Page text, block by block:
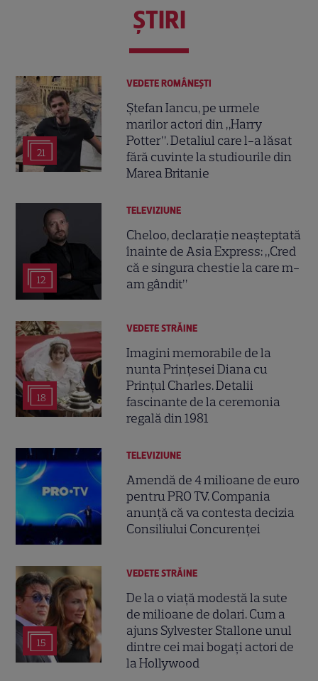
ŞTIRI
21
VEDETE ROMÂNEŞTI
Ștefan Iancu, pe urmele
marilor actori din „Harry
Potter”. Detaliul care l-a lăsat
fără cuvinte la studiourile din
Marea Britanie
12
TELEVIZIUNE
Cheloo, declarație neașteptată
înainte de Asia Express: „Cred
că e singura chestie la care m-
am gândit”
18
VEDETE STRĂINE
Imagini memorabile de la
nunta Prințesei Diana cu
Prințul Charles. Detalii
fascinante de la ceremonia
regală din 1981
TELEVIZIUNE
Amendă de 4 milioane de euro
pentru PRO TV. Compania
anunță că va contesta decizia
Consiliului Concurenței
15
VEDETE STRĂINE
De la o viață modestă la sute
de milioane de dolari. Cum a
ajuns Sylvester Stallone unul
dintre cei mai bogați actori de
la Hollywood